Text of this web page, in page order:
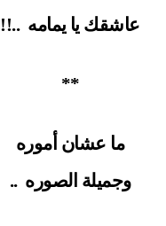
عاشقك يا يمامه ..!!
**
ما عشان أموره
وجميلة الصوره ..